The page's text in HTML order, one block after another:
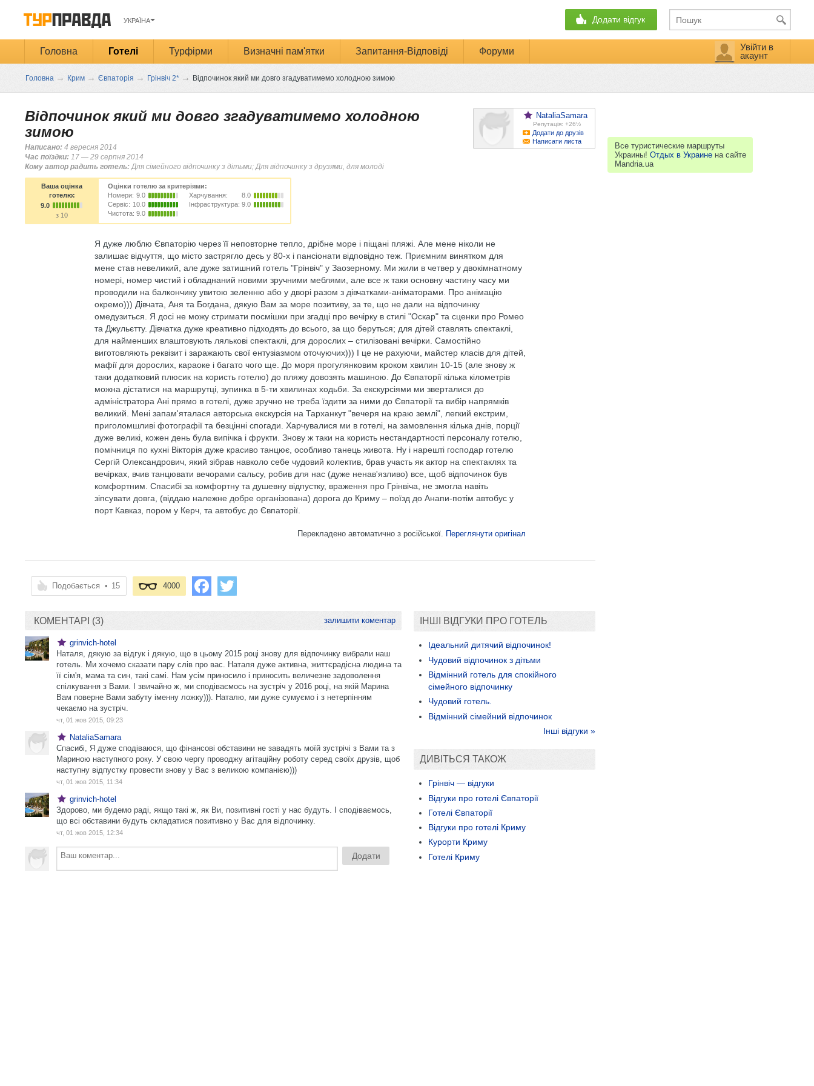
УКРАЇНА Додати відгук
Головна Готелі Турфірми Визначні пам'ятки Запитання-Відповіді Форуми
Увійти в
акаунт
Головна → Крим → Євпаторія → Грінвіч 2* → Відпочинок який ми довго згадуватимемо холодною зимою
Відпочинок який ми довго згадуватимемо холодною
зимою
Написано: 4 вересня 2014
Час поїздки: 17 — 29 серпня 2014
Кому автор радить готель: Для сімейного відпочинку з дітьми; Для відпочинку з друзями, для молоді
NataliaSamara
Репутація: +26½
Додати до друзів
Написати листа
Ваша оцінка
готелю:
9.0
з 10
Оцінки готелю за критеріями:
Номери: 9.0
Сервіс: 10.0
Чистота: 9.0
Харчування:
8.0
Інфраструктура: 9.0
Я дуже люблю Євпаторію через її неповторне тепло, дрібне море і піщані пляжі. Але мене ніколи не
залишає відчуття, що місто застрягло десь у 80-х і пансіонати відповідно теж. Приємним винятком для
мене став невеликий, але дуже затишний готель "Грінвіч" у Заозерному. Ми жили в четвер у двокімнатному
номері, номер чистий і обладнаний новими зручними меблями, але все ж таки основну частину часу ми
проводили на балкончику увитою зеленню або у дворі разом з дівчатками-аніматорами. Про анімацію
окремо))) Дівчата, Аня та Богдана, дякую Вам за море позитиву, за те, що не дали на відпочинку
омедузиться. Я досі не можу стримати посмішки при згадці про вечірку в стилі "Оскар" та сценки про Ромео
та Джульєтту. Дівчатка дуже креативно підходять до всього, за що беруться; для дітей ставлять спектаклі,
для найменших влаштовують лялькові спектаклі, для дорослих – стилізовані вечірки. Самостійно
виготовляють реквізит і заражають свої ентузіазмом оточуючих))) І це не рахуючи, майстер класів для дітей,
мафії для дорослих, караоке і багато чого ще. До моря прогулянковим кроком хвилин 10-15 (але знову ж
таки додатковий плюсик на користь готелю) до пляжу довозять машиною. До Євпаторії кілька кілометрів
можна дістатися на маршрутці, зупинка в 5-ти хвилинах ходьби. За екскурсіями ми зверталися до
адміністратора Ані прямо в готелі, дуже зручно не треба їздити за ними до Євпаторії та вибір напрямків
великий. Мені запам'яталася авторська екскурсія на Тарханкут "вечеря на краю землі", легкий екстрим,
приголомшливі фотографії та безцінні спогади. Харчувалися ми в готелі, на замовлення кілька днів, порції
дуже великі, кожен день була випічка і фрукти. Знову ж таки на користь нестандартності персоналу готелю,
помічниця по кухні Вікторія дуже красиво танцює, особливо танець живота. Ну і нарешті господар готелю
Сергій Олександрович, який зібрав навколо себе чудовий колектив, брав участь як актор на спектаклях та
вечірках, вчив танцювати вечорами сальсу, робив для нас (дуже ненав'язливо) все, щоб відпочинок був
комфортним. Спасибі за комфортну та душевну відпустку, враження про Грінвіча, не змогла навіть
зіпсувати довга, (віддаю належне добре організована) дорога до Криму – поїзд до Анапи-потім автобус у
порт Кавказ, пором у Керч, та автобус до Євпаторії.
Перекладено автоматично з російської. Переглянути оригінал
Подобається • 15 4000
КОМЕНТАРІ (3) залишити коментар
grinvich-hotel
Наталя, дякую за відгук і дякую, що в цьому 2015 році знову для відпочинку вибрали наш
готель. Ми хочемо сказати пару слів про вас. Наталя дуже активна, життєрадісна людина та
її сім'я, мама та син, такі самі. Нам усім приносило і приносить величезне задоволення
спілкування з Вами. І звичайно ж, ми сподіваємось на зустріч у 2016 році, на якій Марина
Вам поверне Вами забуту іменну ложку))). Наталю, ми дуже сумуємо і з нетерпінням
чекаємо на зустріч.
чт, 01 жов 2015, 09:23
NataliaSamara
Спасибі, Я дуже сподіваюся, що фінансові обставини не завадять моїй зустрічі з Вами та з
Мариною наступного року. У свою чергу проводжу агітаційну роботу серед своїх друзів, щоб
наступну відпустку провести знову у Вас з великою компанією)))
чт, 01 жов 2015, 11:34
grinvich-hotel
Здорово, ми будемо раді, якщо такі ж, як Ви, позитивні гості у нас будуть. І сподіваємось,
що всі обставини будуть складатися позитивно у Вас для відпочинку.
чт, 01 жов 2015, 12:34
ІНШІ ВІДГУКИ ПРО ГОТЕЛЬ
Ідеальний дитячий відпочинок!
Чудовий відпочинок з дітьми
Відмінний готель для спокійного
сімейного відпочинку
Чудовий готель.
Відмінний сімейний відпочинок
Інші відгуки »
ДИВІТЬСЯ ТАКОЖ
Грінвіч — відгуки
Відгуки про готелі Євпаторії
Готелі Євпаторії
Відгуки про готелі Криму
Курорти Криму
Готелі Криму
Все туристические маршруты
Украины! Отдых в Украине на сайте
Mandria.ua